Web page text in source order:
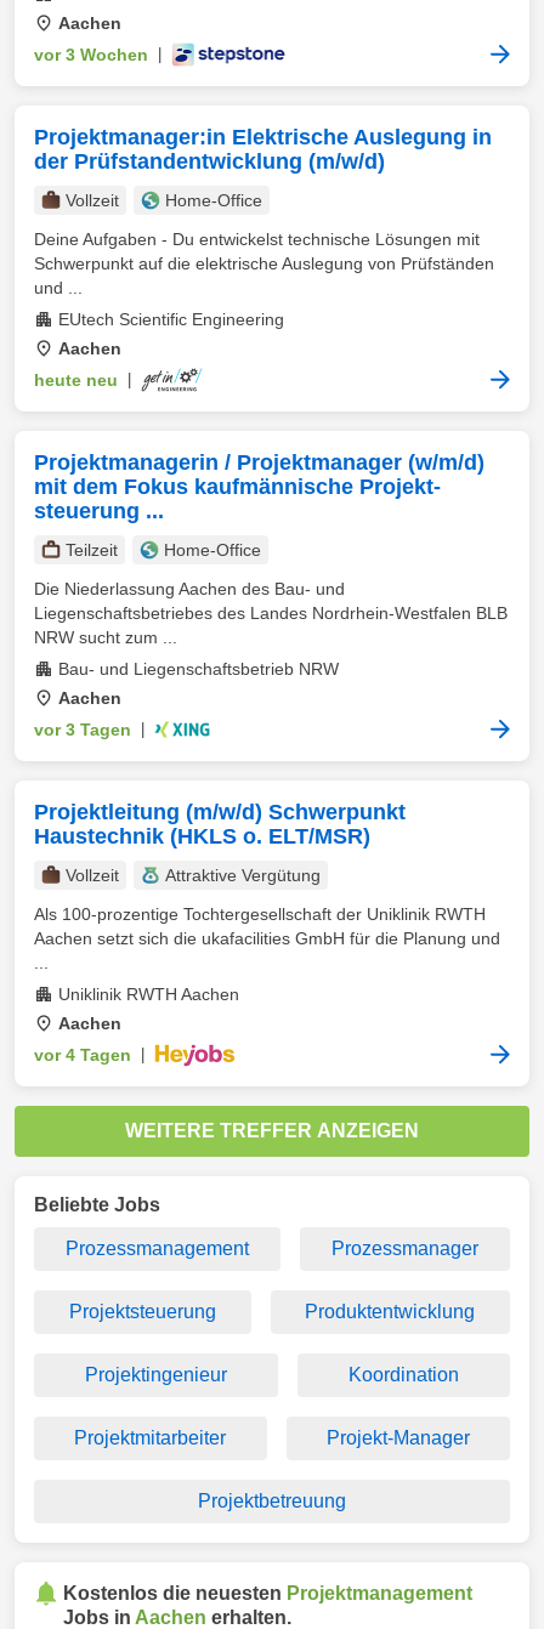
Aachen
vor 3 Wochen
Projektmanager:in Elektrische Auslegung in
der Prüfstandentwicklung (m/w/d)
Vollzeit
Home-Office
Deine Aufgaben - Du entwickelst technische Lösungen mit
Schwerpunkt auf die elektrische Auslegung von Prüfständen
und ...
EUtech Scientific Engineering
Aachen
heute neu
Projektmanagerin / Projektmanager (w/m/d)
mit dem Fokus kaufmännische Projekt­
steuerung ...
Teilzeit
Home-Office
Die Niederlassung Aachen des Bau- und
Liegenschaftsbetriebes des Landes Nordrhein‑Westfalen BLB
NRW sucht zum ...
Bau- und Liegenschaftsbetrieb NRW
Aachen
vor 3 Tagen
Projektleitung (m/w/d) Schwerpunkt
Haustechnik (HKLS o. ELT/MSR)
Vollzeit
Attraktive Vergütung
Als 100-prozentige Tochtergesellschaft der Uniklinik RWTH
Aachen setzt sich die ukafacilities GmbH für die Planung und
Uniklinik RWTH Aachen
Aachen
vor 4 Tagen
WEITERE TREFFER ANZEIGEN
Beliebte Jobs
Prozessmanagement Prozessmanager
Projektsteuerung Produktentwicklung
Projektingenieur Koordination
Projektmitarbeiter Projekt-Manager
Projektbetreuung
Kostenlos die neuesten Projektmanagement
Jobs in Aachen erhalten.